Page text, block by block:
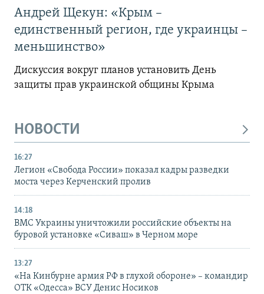
Андрей Щекун: «Крым –
единственный регион, где украинцы –
меньшинство»
Дискуссия вокруг планов установить День
защиты прав украинской общины Крыма
НОВОСТИ
16:27
Легион «Свобода России» показал кадры разведки
моста через Керченский пролив
14:18
ВМС Украины уничтожили российские объекты на
буровой установке «Сиваш» в Черном море
13:27
«На Кинбурне армия РФ в глухой обороне» – командир
ОТК «Одесса» ВСУ Денис Носиков